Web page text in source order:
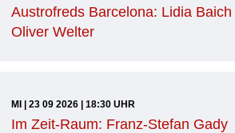
Austrofreds Barcelona: Lidia Baich
Oliver Welter
MI | 23 09 2026 | 18:30 UHR
Im Zeit-Raum: Franz-Stefan Gady